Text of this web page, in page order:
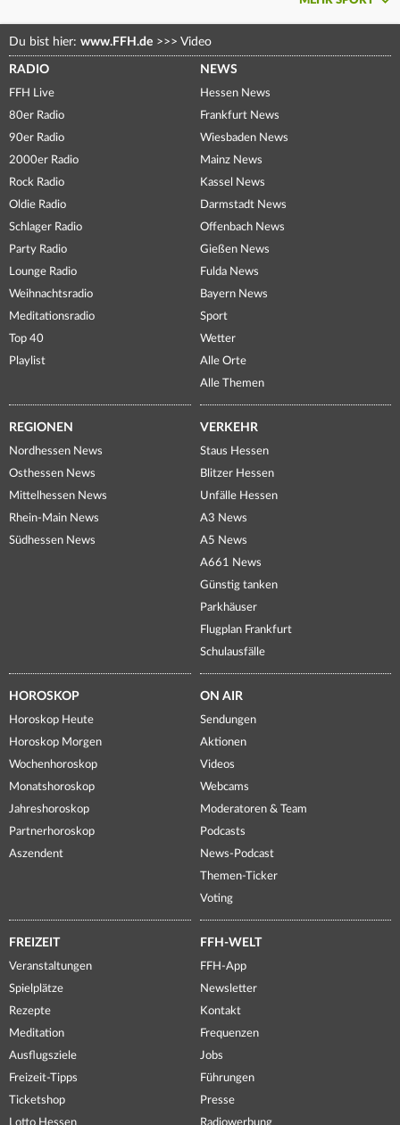
Du bist hier: www.FFH.de >>> Video
RADIO
FFH Live
80er Radio
90er Radio
2000er Radio
Rock Radio
Oldie Radio
Schlager Radio
Party Radio
Lounge Radio
Weihnachtsradio
Meditationsradio
Top 40
Playlist
NEWS
Hessen News
Frankfurt News
Wiesbaden News
Mainz News
Kassel News
Darmstadt News
Offenbach News
Gießen News
Fulda News
Bayern News
Sport
Wetter
Alle Orte
Alle Themen
REGIONEN
Nordhessen News
Osthessen News
Mittelhessen News
Rhein-Main News
Südhessen News
VERKEHR
Staus Hessen
Blitzer Hessen
Unfälle Hessen
A3 News
A5 News
A661 News
Günstig tanken
Parkhäuser
Flugplan Frankfurt
Schulausfälle
HOROSKOP
Horoskop Heute
Horoskop Morgen
Wochenhoroskop
Monatshoroskop
Jahreshoroskop
Partnerhoroskop
Aszendent
ON AIR
Sendungen
Aktionen
Videos
Webcams
Moderatoren & Team
Podcasts
News-Podcast
Themen-Ticker
Voting
FREIZEIT
Veranstaltungen
Spielplätze
Rezepte
Meditation
Ausflugsziele
Freizeit-Tipps
Ticketshop
Lotto Hessen
FFH-WELT
FFH-App
Newsletter
Kontakt
Frequenzen
Jobs
Führungen
Presse
Radiowerbung